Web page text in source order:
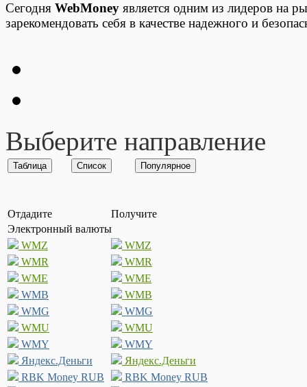
Сегодня WebMoney является одним из лидеров на
зарекомендовать себя в качестве надежного и
Выберите направление
Отдадите
Получите
Электронный валюты
WMZ
WMZ
WMR
WMR
WME
WME
WMB
WMB
WMG
WMG
WMU
WMU
WMY
WMY
Яндекс.Деньги
Яндекс.Деньги
RBK Money RUB
RBK Money RUB